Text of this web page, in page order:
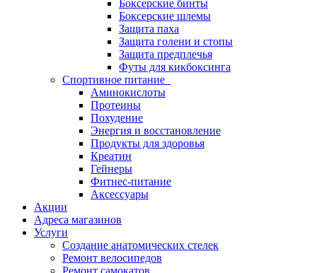
Боксерские бинты
Боксерские шлемы
Защита паха
Защита голени и стопы
Защита предплечья
Футы для кикбоксинга
Спортивное питание
Аминокислоты
Протеины
Похудение
Энергия и восстановление
Продукты для здоровья
Креатин
Гейнеры
Фитнес-питание
Аксессуары
Акции
Адреса магазинов
Услуги
Создание анатомических стелек
Ремонт велосипедов
Ремонт самокатов